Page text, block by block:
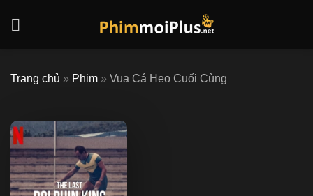
Trang chủ » Phim » Vua Cá Heo Cuối Cùng